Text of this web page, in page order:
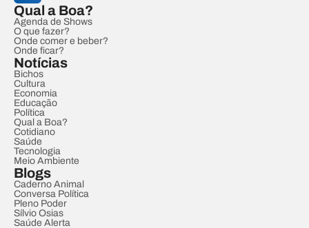
Qual a Boa?
Agenda de Shows
O que fazer?
Onde comer e beber?
Onde ficar?
Notícias
Bichos
Cultura
Economia
Educação
Política
Qual a Boa?
Cotidiano
Saúde
Tecnologia
Meio Ambiente
Blogs
Caderno Animal
Conversa Política
Pleno Poder
Sílvio Osias
Saúde Alerta